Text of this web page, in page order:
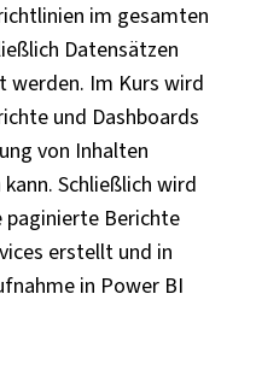
im gesamten
Datensätzen
werden. Im Kurs wird
und Dashboards
von Inhalten
Schließlich wird
paginierte Berichte
erstellt und in
in Power BI